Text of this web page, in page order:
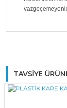
TAVSİYE